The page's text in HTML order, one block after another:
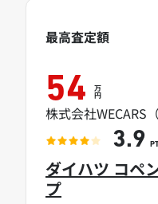
ダイハツ コペ
プ
最高査定額
54 万
円
株式会社WECARS
3.9